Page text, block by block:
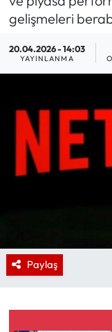
gelişmeleri
20.04.2026 - 14:03
YAYINLANMA
Paylaş